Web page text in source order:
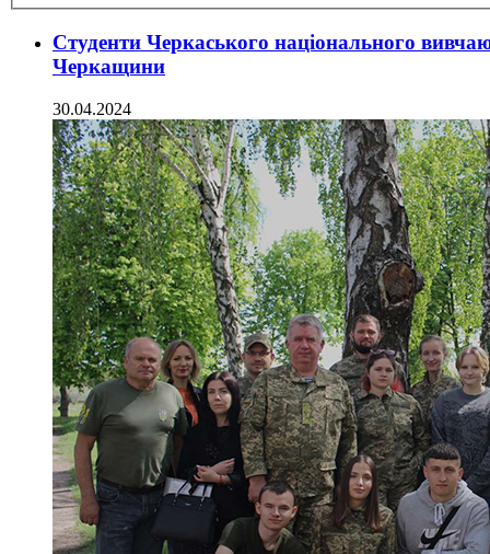
Студенти Черкаського національного
Черкащини
30.04.2024